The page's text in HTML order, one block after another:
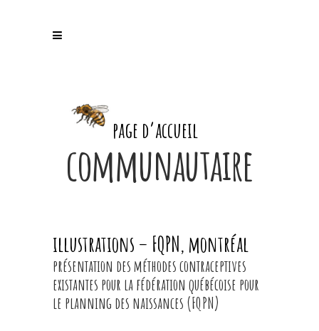
page d’accueil
communautaire
illustrations – FQPN, montréal
présentation des méthodes contraceptives
existantes pour la fédération québécoise pour
le planning des naissances (FQPN)